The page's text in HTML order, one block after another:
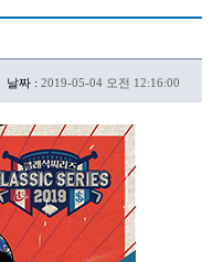
날짜 : 2019-05-04 오전 12:16:00